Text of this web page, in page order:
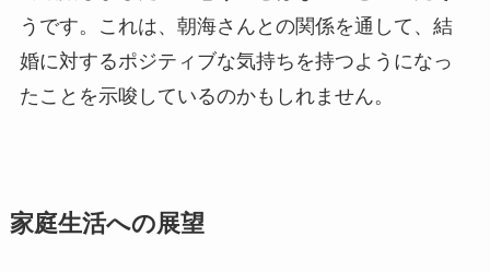
うです。これは、朝海さんとの関係を通して、結
婚に対するポジティブな気持ちを持つようになっ
たことを示唆しているのかもしれません。
家庭生活への展望